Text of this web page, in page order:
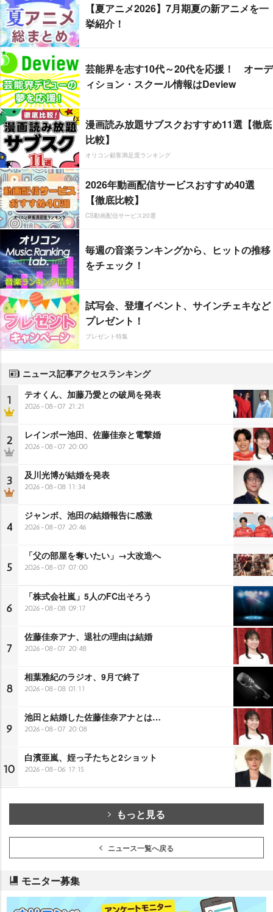
【夏アニメ2026】7月期夏の新アニメを一
挙紹介！
芸能界を志す10代～20代を応援！ オーデ
ィション・スクール情報はDeview
漫画読み放題サブスクおすすめ11選【徹底
比較】
オリコン顧客満足度ランキング
2026年動画配信サービスおすすめ40選
【徹底比較】
CS動画配信サービス20選
毎週の音楽ランキングから、ヒットの推移
をチェック！
試写会、登壇イベント、サインチェキなど
プレゼント！
プレゼント特集
ニュース記事アクセスランキング
1 テオくん、加藤乃愛との破局を発表
2026-08-07 21:21
2 レインボー池田、佐藤佳奈と電撃婚
2026-08-07 20:00
3 及川光博が結婚を発表
2026-08-08 11:34
4
ジャンボ、池田の結婚報告に感激
2026-08-07 20:46
5
「父の部屋を奪いたい」→大改造へ
2026-08-07 07:00
6
「株式会社嵐」5人のFC出そろう
2026-08-08 09:17
7
佐藤佳奈アナ、退社の理由は結婚
2026-08-07 20:48
8
相葉雅紀のラジオ、9月で終了
2026-08-08 01:11
9
池田と結婚した佐藤佳奈アナとは…
2026-08-07 20:08
10
白濱亜嵐、姪っ子たちと2ショット
2026-08-06 17:15
もっと見る
ニュース一覧へ戻る
モニター募集